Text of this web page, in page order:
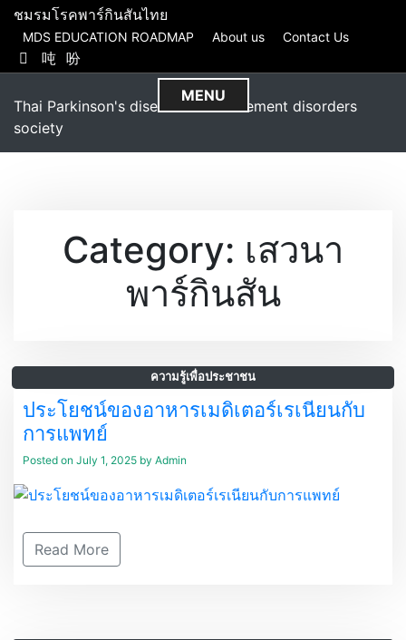
p
ชมรมโรคพาร์กินสันไทย
MDS EDUCATION ROADMAP About us Contact Us
Thai Parkinson's disease and movement disorders
society
MENU
Category: เสวนา
พาร์กินสัน
ความรู้เพื่อประชาชน
ประโยชน์ของอาหารเมดิเตอร์เรเนียนกับ
การแพทย์
Posted on July 1, 2025 by Admin
Read More